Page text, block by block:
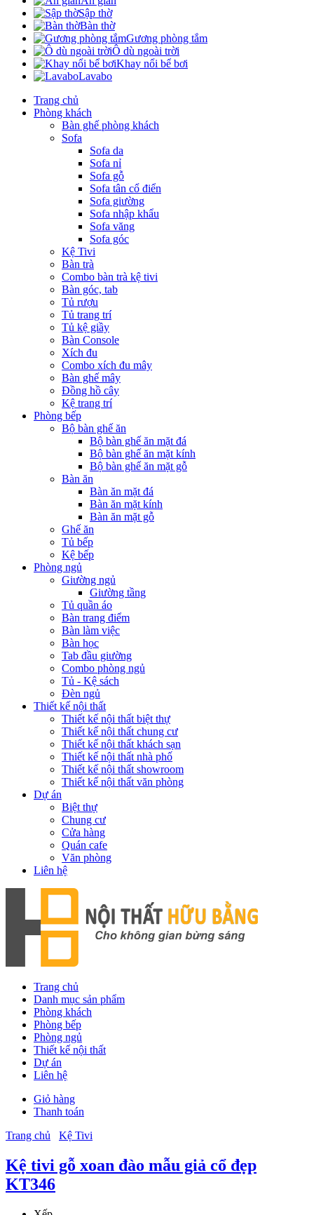
Sập thờ
Bàn thờ
Gương phòng tắm
Ô dù ngoài trời
Khay nổi bể bơi
Lavabo
Trang chủ
Phòng khách
Bàn ghế phòng khách
Sofa
Sofa da
Sofa nỉ
Sofa gỗ
Sofa tân cổ điển
Sofa giường
Sofa nhập khẩu
Sofa văng
Sofa góc
Kệ Tivi
Bàn trà
Combo bàn trà kệ tivi
Bàn góc, tab
Tủ rượu
Tủ trang trí
Tủ kệ giầy
Bàn Console
Xích đu
Combo xích đu mây
Bàn ghế mây
Đồng hồ cây
Kệ trang trí
Phòng bếp
Bộ bàn ghế ăn
Bộ bàn ghế ăn mặt đá
Bộ bàn ghế ăn mặt kính
Bộ bàn ghế ăn mặt gỗ
Bàn ăn
Bàn ăn mặt đá
Bàn ăn mặt kính
Bàn ăn mặt gỗ
Ghế ăn
Tủ bếp
Kệ bếp
Phòng ngủ
Giường ngủ
Giường tầng
Tủ quần áo
Bàn trang điểm
Bàn làm việc
Bàn học
Tab đầu giường
Combo phòng ngủ
Tủ - Kệ sách
Đèn ngủ
Thiết kế nội thất
Thiết kế nội thất biệt thự
Thiết kế nội thất chung cư
Thiết kế nội thất khách sạn
Thiết kế nội thất nhà phố
Thiết kế nội thất showroom
Thiết kế nội thất văn phòng
Dự án
Biệt thự
Chung cư
Cửa hàng
Quán cafe
Văn phòng
Liên hệ
Trang chủ
Danh mục sản phẩm
Phòng khách
Phòng bếp
Phòng ngủ
Thiết kế nội thất
Dự án
Liên hệ
Giỏ hàng
Thanh toán
Trang chủ
Kệ Tivi
Kệ tivi gỗ xoan đào mẫu giả cổ đẹp
KT346